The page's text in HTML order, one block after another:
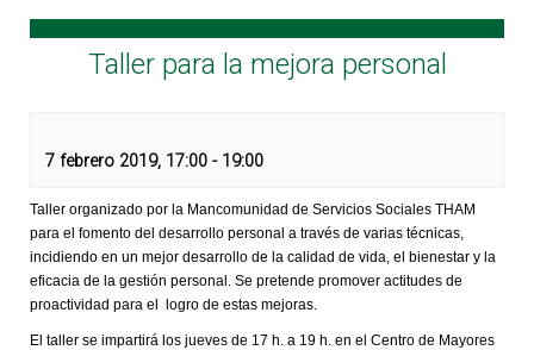
Taller para la mejora personal
7 febrero 2019, 17:00 - 19:00
Taller organizado por la Mancomunidad de Servicios Sociales THAM
para el fomento del desarrollo personal a través de varias técnicas,
incidiendo en un mejor desarrollo de la calidad de vida, el bienestar y la
eficacia de la gestión personal. Se pretende promover actitudes de
proactividad para el logro de estas mejoras.
El taller se impartirá los jueves de 17 h. a 19 h. en el Centro de Mayores